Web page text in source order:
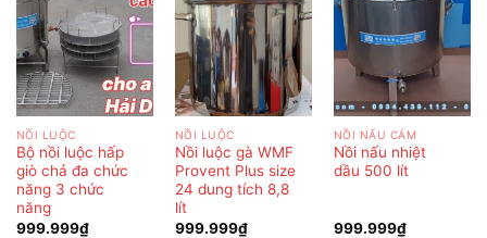
NỒI LUỘC
Bộ nồi luộc hấp
giò chả đa chức
năng 3 chức
năng
999.999₫
NỒI LUỘC
Nồi luộc gà WMF
Provent Plus size
24 dung tích 8,8
lít
999.999₫
NỒI NẤU CÁM
Nồi nấu nhiệt
dầu 500 lít
999.999₫